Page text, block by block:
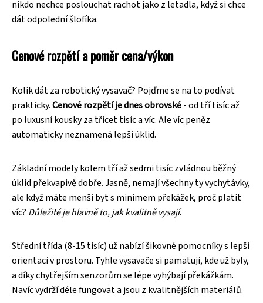
nikdo nechce poslouchat rachot jako z letadla, když si chce
dát odpolední šlofíka.
Cenové rozpětí a poměr cena/výkon
Kolik dát za robotický vysavač? Pojďme se na to podívat
prakticky.Cenové rozpětí je dnes obrovské- od tří tisíc až
po luxusní kousky za třicet tisíc a víc. Ale víc peněz
automaticky neznamená lepší úklid.
Základní modely kolem tří až sedmi tisíc zvládnou běžný
úklid překvapivě dobře. Jasně, nemají všechny ty vychytávky,
ale když máte menší byt s minimem překážek, proč platit
víc? Důležité je hlavně to, jak kvalitně vysají.
Střední třída (8-15 tisíc) už nabízí šikovné pomocníky s lepší
orientací v prostoru. Tyhle vysavače si pamatují, kde už byly,
a díky chytřejším senzorům se lépe vyhýbají překážkám.
Navíc vydrží déle fungovat a jsou z kvalitnějších materiálů.